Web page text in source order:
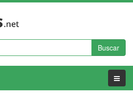
Buscar
Menu